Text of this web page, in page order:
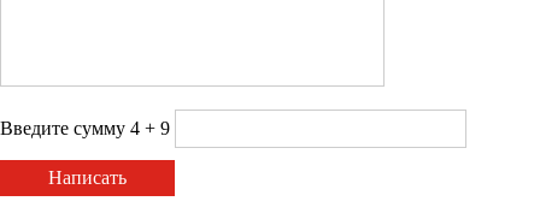
Введите сумму 4 + 9
Написать